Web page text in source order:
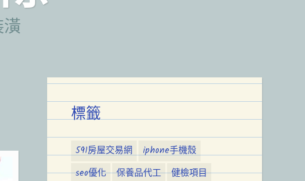
標籤
591房屋交易網
iphone手機殼
seo優化
保養品代工
健檢項目